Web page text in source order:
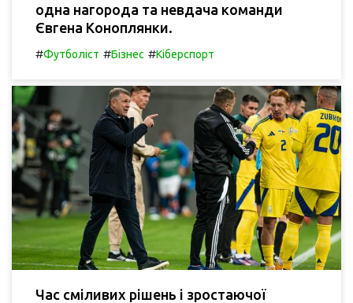
одна нагорода та невдача команди
Євгена Коноплянки.
#Футболіст #Бізнес #Кіберспорт
Час сміливих рішень і зростаючої